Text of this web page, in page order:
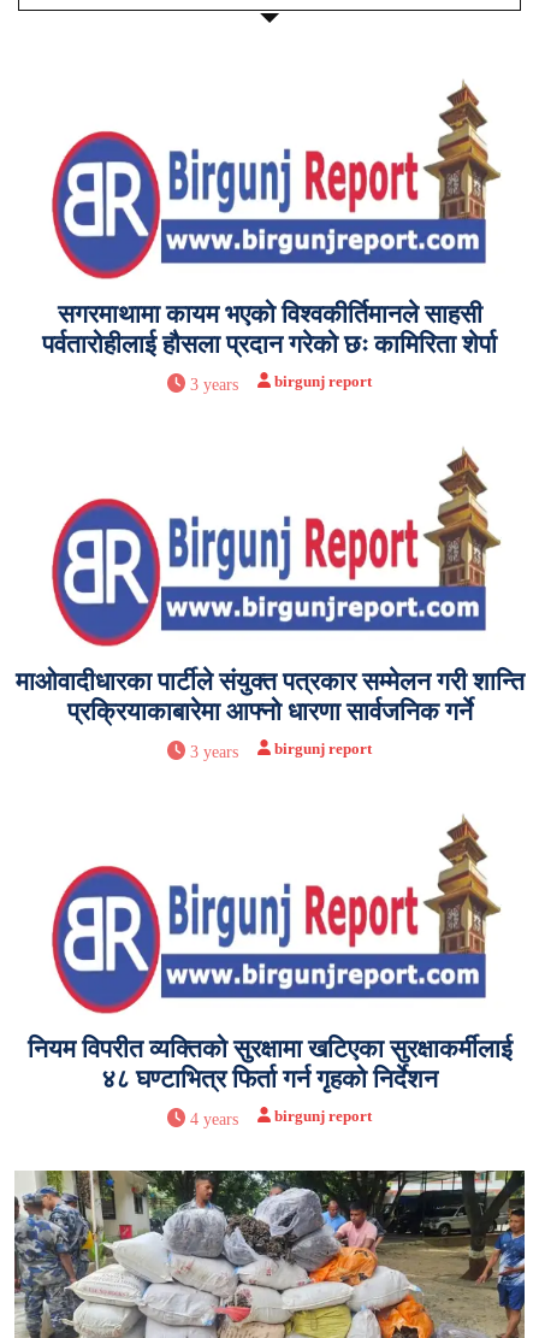
सगरमाथामा कायम भएको विश्वकीर्तिमानले साहसी
पर्वतारोहीलाई हौसला प्रदान गरेको छः कामिरिता शेर्पा
3 years birgunj report
माओवादीधारका पार्टीले संयुक्त पत्रकार सम्मेलन गरी शान्ति
प्रक्रियाकाबारेमा आफ्नो धारणा सार्वजनिक गर्ने
3 years birgunj report
नियम विपरीत व्यक्तिको सुरक्षामा खटिएका सुरक्षाकर्मीलाई
४८ घण्टाभित्र फिर्ता गर्न गृहको निर्देशन
4 years birgunj report